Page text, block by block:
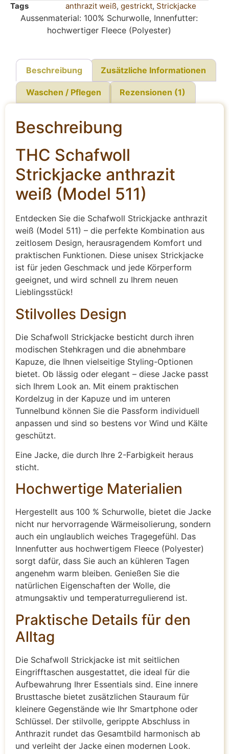
Tags
anthrazit weiß, gestrickt, Strickjacke
Aussenmaterial: 100% Schurwolle, Innenfutter:
hochwertiger Fleece (Polyester)
Beschreibung Zusätzliche Informationen
Waschen / Pflegen Rezensionen (1)
Beschreibung
THC Schafwoll
Strickjacke anthrazit
weiß (Model 511)
Entdecken Sie die Schafwoll Strickjacke anthrazit
weiß (Model 511) – die perfekte Kombination aus
zeitlosem Design, herausragendem Komfort und
praktischen Funktionen. Diese unisex Strickjacke
ist für jeden Geschmack und jede Körperform
geeignet, und wird schnell zu Ihrem neuen
Lieblingsstück!
Stilvolles Design
Die Schafwoll Strickjacke besticht durch ihren
modischen Stehkragen und die abnehmbare
Kapuze, die Ihnen vielseitige Styling-Optionen
bietet. Ob lässig oder elegant – diese Jacke passt
sich Ihrem Look an. Mit einem praktischen
Kordelzug in der Kapuze und im unteren
Tunnelbund können Sie die Passform individuell
anpassen und sind so bestens vor Wind und Kälte
geschützt.
Eine Jacke, die durch Ihre 2-Farbigkeit heraus
sticht.
Hochwertige Materialien
Hergestellt aus 100 % Schurwolle, bietet die Jacke
nicht nur hervorragende Wärmeisolierung, sondern
auch ein unglaublich weiches Tragegefühl. Das
Innenfutter aus hochwertigem Fleece (Polyester)
sorgt dafür, dass Sie auch an kühleren Tagen
angenehm warm bleiben. Genießen Sie die
natürlichen Eigenschaften der Wolle, die
atmungsaktiv und temperaturregulierend ist.
Praktische Details für den
Alltag
Die Schafwoll Strickjacke ist mit seitlichen
Eingrifftaschen ausgestattet, die ideal für die
Aufbewahrung Ihrer Essentials sind. Eine innere
Brusttasche bietet zusätzlichen Stauraum für
kleinere Gegenstände wie Ihr Smartphone oder
Schlüssel. Der stilvolle, gerippte Abschluss in
Anthrazit rundet das Gesamtbild harmonisch ab
und verleiht der Jacke einen modernen Look.